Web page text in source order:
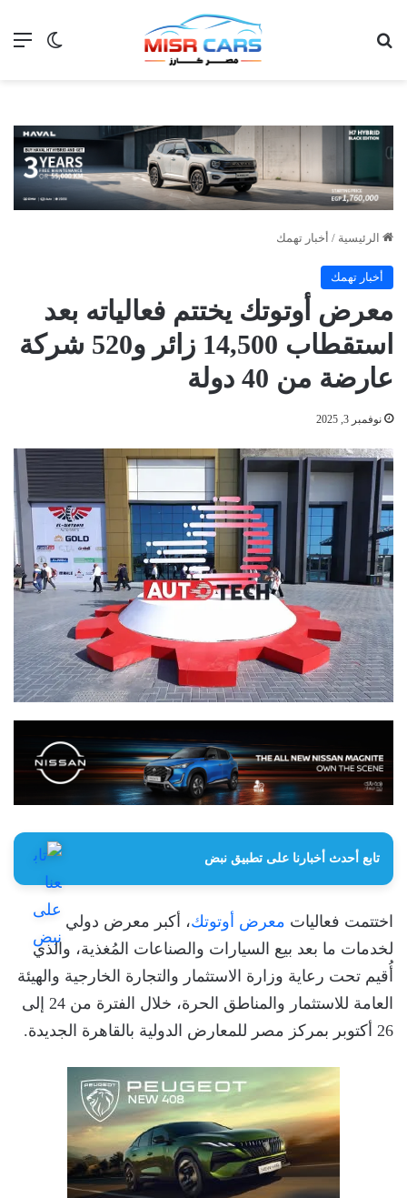
الوضع
الرئيسية / أخبار تهمك
أخبار تهمك
معرض أوتوتك يختتم فعالياته بعد
استقطاب 14,500 زائر و520 شركة
عارضة من 40 دولة
نوفمبر 3, 2025
تابع أحدث أخبارنا على تطبيق نبض
اختتمت فعاليات معرض أوتوتك، أكبر معرض دولي
لخدمات ما بعد بيع السيارات والصناعات المُغذية، والذي
أُقيم تحت رعاية وزارة الاستثمار والتجارة الخارجية والهيئة
العامة للاستثمار والمناطق الحرة، خلال الفترة من 24 إلى
26 أكتوبر بمركز مصر للمعارض الدولية بالقاهرة الجديدة.